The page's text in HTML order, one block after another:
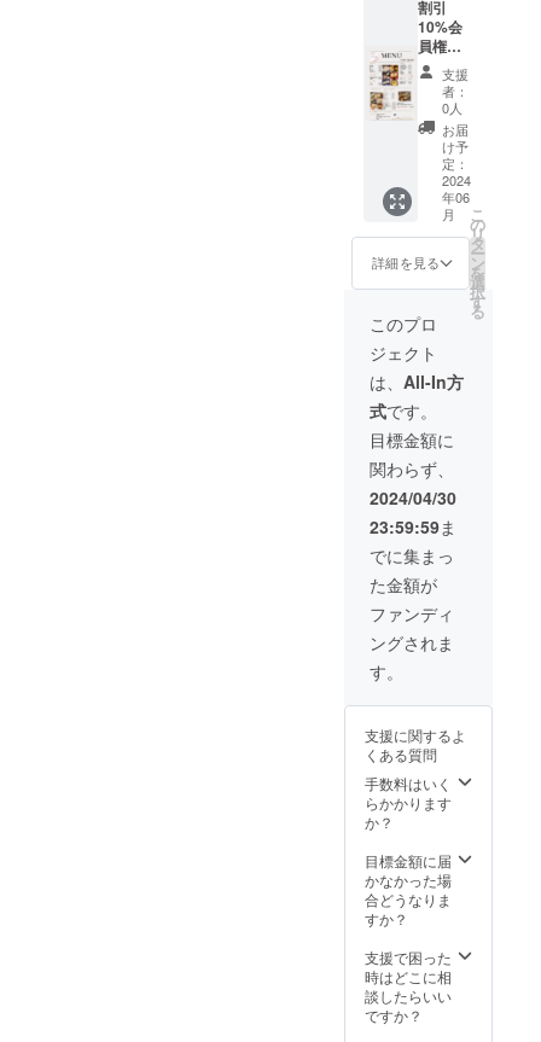
2026
年 6月
末
割引
10%会
員権。
お食事
代金よ
り10%
割引で
有効期
限内で
あれば
何度で
もお使
いいた
だける
会員権
を、御
礼のお
手紙を
添えて
お送り
させて
いただ
きま
す。 有
効期
限
2027
年 6月
末
支援
者：
0人
お届
け予
定：
2024
年06
月
詳細を見る
こ
の
リ
タ
ー
ン
を
選
択
す
る
このプロ
ジェクト
は、 All-In方
式です。
目標金額に
関わらず、
2024/04/30
23:59:59ま
でに集まっ
た金額が
ファンディ
ングされま
す。
支援に関するよ
くある質問
手数料はいく
らかかります
か？
目標金額に届
かなかった場
合どうなりま
すか？
支援で困った
時はどこに相
談したらいい
ですか？